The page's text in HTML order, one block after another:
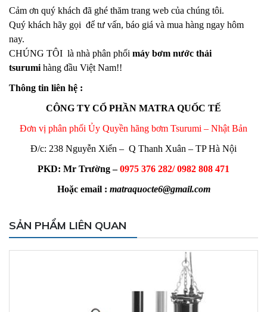
Cảm ơn quý khách đã ghé thăm trang web của chúng tôi.
Quý khách hãy gọi để tư vấn, báo giá và mua hàng ngay hôm
nay.
CHÚNG TÔI là nhà phân phối máy bơm nước thải
tsurumihàng đầu Việt Nam!!
Thông tin liên hệ :
CÔNG TY CỔ PHẦN MATRA QUỐC TẾ
Đơn vị phân phối Ủy Quyền hãng bơm Tsurumi – Nhật Bản
Đ/c: 238 Nguyễn Xiển – Q Thanh Xuân – TP Hà Nội
PKD: Mr Trường –0975 376 282/ 0982 808 471
Hoặc email : matraquocte6@gmail.com
SẢN PHẨM LIÊN QUAN